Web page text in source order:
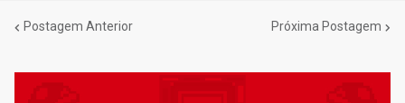
Postagem Anterior Próxima Postagem